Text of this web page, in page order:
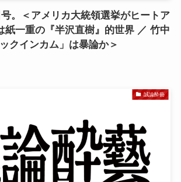
。＜アメリカ大統領選挙がヒートア
紙一重の『半沢直樹』的世界 ／ 竹中
クインカム」は暴論か＞
誠論酔藝